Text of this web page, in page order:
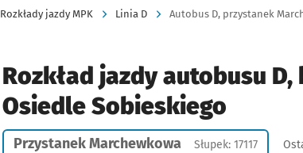
Rozkłady jazdy MPK Linia D Autobus D, przystanek
Rozkład jazdy autobusu
Osiedle Sobieskiego
Przystanek Marchewkowa Słupek: 17117